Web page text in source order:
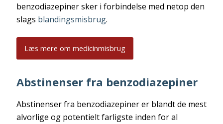
benzodiazepiner sker i forbindelse med netop den
slags blandingsmisbrug.
Læs mere om medicinmisbrug
Abstinenser fra benzodiazepiner
Abstinenser fra benzodiazepiner er blandt de mest
alvorlige og potentielt farligste inden for al